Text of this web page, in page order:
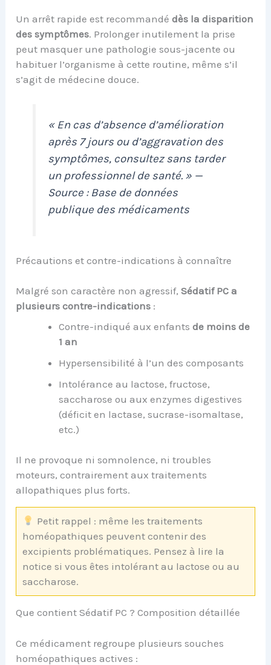
Un arrêt rapide est recommandédès la disparition
des symptômes. Prolonger inutilement la prise
peut masquer une pathologie sous-jacente ou
habituer l’organisme à cette routine, même s’il
s’agit de médecine douce.
« En cas d’absence d’amélioration
après 7 jours ou d’aggravation des
symptômes, consultez sans tarder
un professionnel de santé. » —
Source : Base de données
publique des médicaments
Précautions et contre-indications à connaître
Malgré son caractère non agressif,Sédatif PC a
plusieurs contre-indications :
Contre-indiqué aux enfantsde moins de
1 an
Hypersensibilité à l’un des composants
Intolérance au lactose, fructose,
saccharose ou aux enzymes digestives
(déficit en lactase, sucrase-isomaltase,
etc.)
Il ne provoque ni somnolence, ni troubles
moteurs, contrairement aux traitements
allopathiques plus forts.
Petit rappel : même les traitements
homéopathiques peuvent contenir des
excipients problématiques. Pensez à lire la
notice si vous êtes intolérant au lactose ou au
saccharose.
Que contient Sédatif PC ? Composition détaillée
Ce médicament regroupe plusieurs souches
homéopathiques actives :